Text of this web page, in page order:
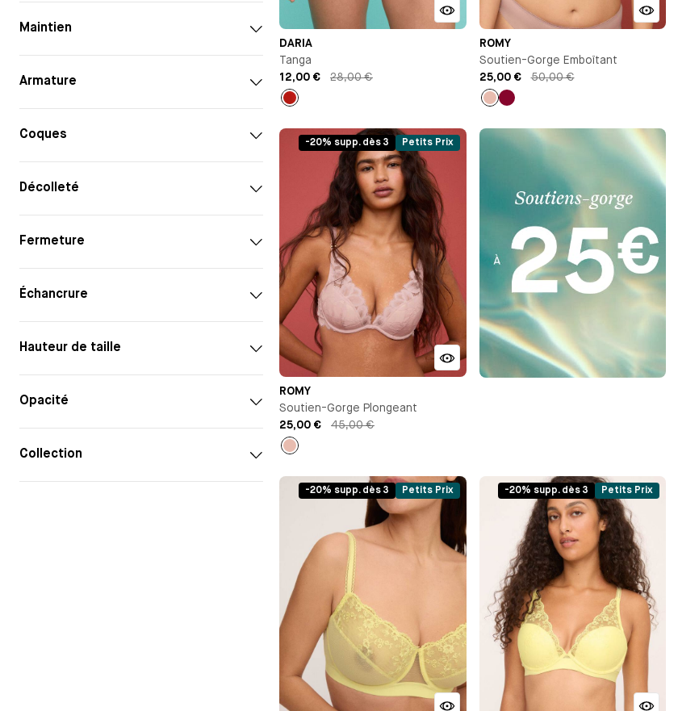
Maintien
Armature
Coques
Décolleté
Fermeture
Échancrure
Hauteur de taille
Opacité
Collection
DARIA
Tanga
12,00 €
28,00 €
ROMY
Soutien-Gorge Emboîtant
25,00 €
50,00 €
vin
-20% supp. dès 3 Petits Prix
ROMY
Soutien-Gorge Plongeant
25,00 €
45,00 €
-20% supp. dès 3 Petits Prix -20% supp. dès 3 Petits Prix